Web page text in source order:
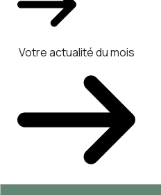
Votre actualité du mois